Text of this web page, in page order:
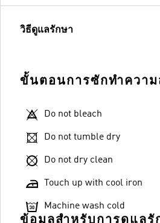
วิธีดูแลรักษา
ขั้นตอนการซักทำความ
Do not bleach
Do not tumble dry
Do not dry clean
Touch up with cool iron
Machine wash cold
ข้อมูลสำหรับการดูแลรั